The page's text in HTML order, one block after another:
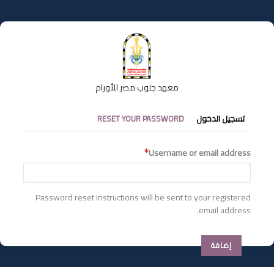
إلى
المحتوى
معهد جنوب مصر للأورام
التبويبات
الأساسية
تسجيل الدخول RESET YOUR PASSWORD
Username or email address
Password reset instructions will be sent to your registered
email address.